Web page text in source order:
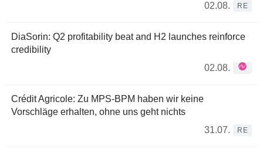
02.08.
RE
DiaSorin: Q2 profitability beat and H2 launches reinforce
credibility
02.08.
Crédit Agricole: Zu MPS-BPM haben wir keine
Vorschläge erhalten, ohne uns geht nichts
31.07.
RE